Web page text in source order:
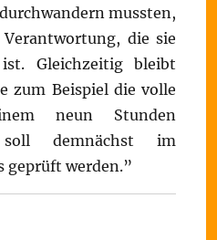
mussten,
die sie
Gleichzeitig bleibt
zum Beispiel die volle
neun Stunden
demnächst im
geprüft werden.”